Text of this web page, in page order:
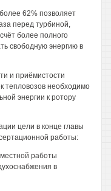
62% позволяет
перед турбиной,
более полного
свободную энергию в
и приёмистости
тепловозов необходимо
энергии к ротору
цели в конце главы
работы:
работы
в